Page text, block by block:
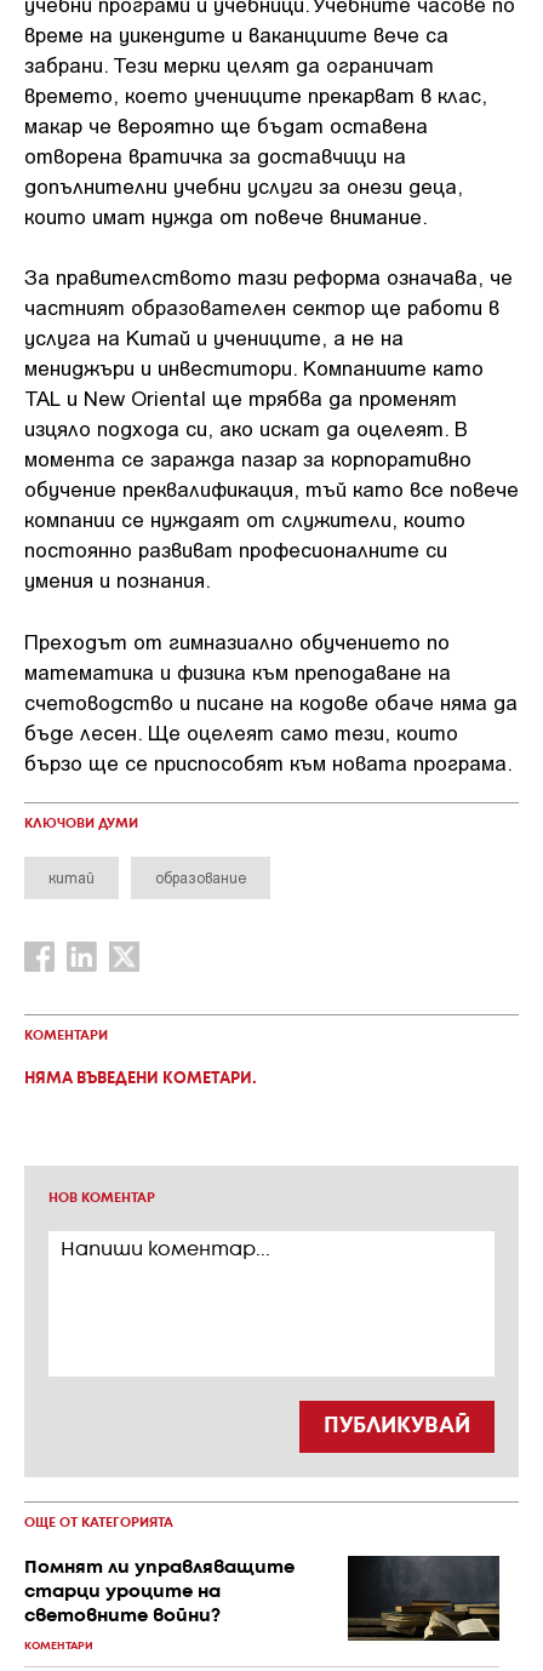
време на уикендите и ваканциите вече са
забрани. Тези мерки целят да ограничат
времето, което учениците прекарват в клас,
макар че вероятно ще бъдат оставена
отворена вратичка за доставчици на
допълнителни учебни услуги за онези деца,
които имат нужда от повече внимание.
За правителството тази реформа означава, че
частният образователен сектор ще работи в
услуга на Китай и учениците, а не на
мениджъри и инвеститори. Компаниите като
TAL и New Oriental ще трябва да променят
изцяло подхода си, ако искат да оцелеят. В
момента се заражда пазар за корпоративно
обучение преквалификация, тъй като все повече
компании се нуждаят от служители, които
постоянно развиват професионалните си
умения и познания.
Преходът от гимназиално обучението по
математика и физика към преподаване на
счетоводство и писане на кодове обаче няма да
бъде лесен. Ще оцелеят само тези, които
бързо ще се приспособят към новата програма.
КЛЮЧОВИ ДУМИ
китай образование
КОМЕНТАРИ
НЯМА ВЪВЕДЕНИ КОМЕТАРИ.
НОВ КОМЕНТАР
ПУБЛИКУВАЙ
ОЩЕ ОТ КАТЕГОРИЯТА
Помнят ли управляващите
старци уроците на
световните войни?
КОМЕНТАРИ